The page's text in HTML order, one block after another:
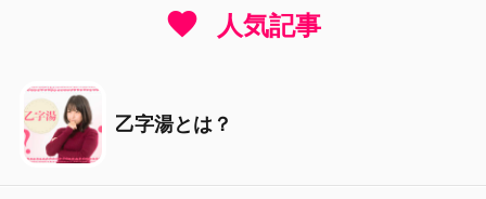
favorite 人気記事
乙字湯とは？